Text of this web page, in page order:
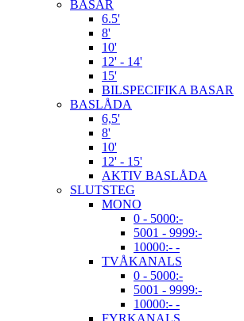
BASAR
6.5'
8'
10'
12' - 14'
15'
BILSPECIFIKA BASAR
BASLÅDA
6,5'
8'
10'
12' - 15'
AKTIV BASLÅDA
SLUTSTEG
MONO
0 - 5000:-
5001 - 9999:-
10000:- -
TVÅKANALS
0 - 5000:-
5001 - 9999:-
10000:- -
FYRKANALS